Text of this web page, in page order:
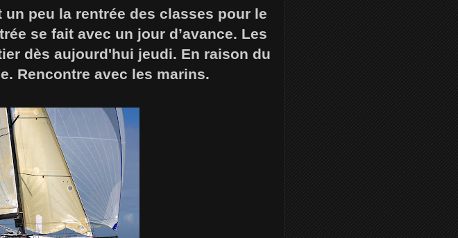
un peu la rentrée des classes pour le
se fait avec un jour d’avance. Les
dès aujourd'hui jeudi. En raison du
Rencontre avec les marins.